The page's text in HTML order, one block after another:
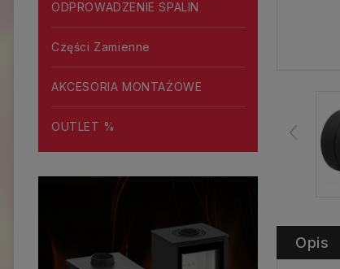
ODPROWADZENIE SPALIN
Części Zamienne
AKCESORIA MONTAŻOWE
OUTLET %
Opis